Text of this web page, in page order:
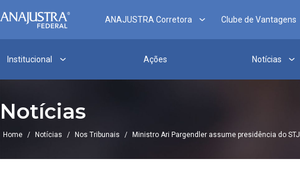
ANAJUSTRA Corretora Clube de Vantagens
Institucional Ações Notícias
Notícias
Home / Notícias / Nos Tribunais / Ministro Ari Pargendler assume presidência do STJ